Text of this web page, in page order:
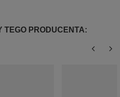
TEGO PRODUCENTA: